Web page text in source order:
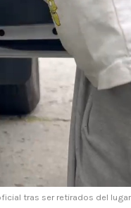
tras ser retirados del